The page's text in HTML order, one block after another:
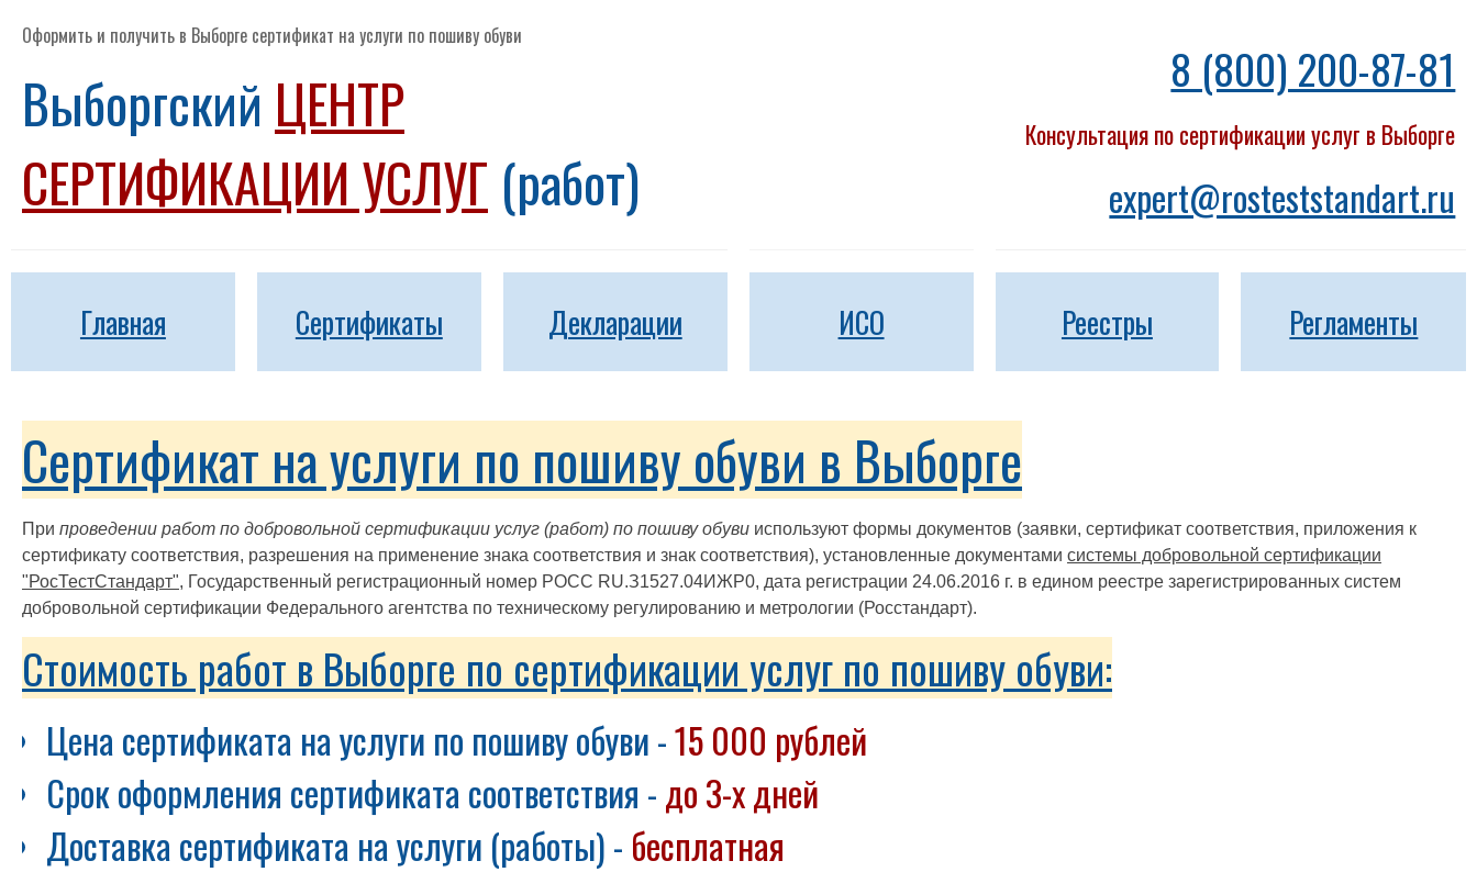
Оформить и получить в Выборге сертификат на услуги по пошиву обуви
Выборгский ЦЕНТР
СЕРТИФИКАЦИИ УСЛУГ (работ)
8 (800) 200-87-81
Консультация по сертификации услуг в Выборге
expert@rosteststandart.ru
Сертификаты Декларации ИСО Реестры Регламенты
Главная
Сертификат на услуги по пошиву обуви в Выборге
При проведении работ по добровольной сертификации услуг (работ) по пошиву обуви используют формы документов (заявки, сертификат соответствия, приложения к
сертификату соответствия, разрешения на применение знака соответствия и знак соответствия), установленные документами системы добровольной сертификации
"РосТестСтандарт", Государственный регистрационный номер РОСС RU.З1527.04ИЖР0, дата регистрации 24.06.2016 г. в едином реестре зарегистрированных систем
добровольной сертификации Федерального агентства по техническому регулированию и метрологии (Росстандарт).
Стоимость работ в Выборге по сертификации услуг по пошиву обуви:
Цена сертификата на услуги по пошиву обуви -15 000 рублей
Срок оформления сертификата соответствия -до 3-х дней
Доставка сертификата на услуги (работы) - бесплатная